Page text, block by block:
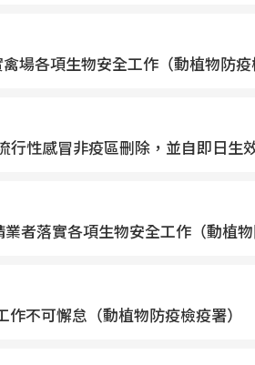
場各項生物安全工作（動植物防疫
性感冒非疫區刪除，並自即日生
者落實各項生物安全工作（動植物
不可懈怠（動植物防疫檢疫署）